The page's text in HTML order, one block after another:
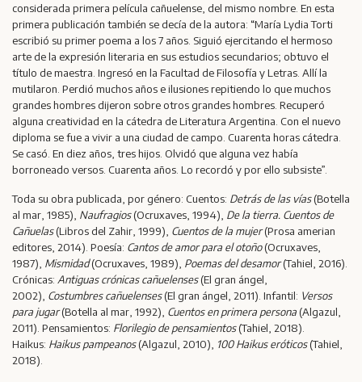
considerada primera película cañuelense, del mismo nombre. En esta
primera publicación también se decía de la autora: “María Lydia Torti
escribió su primer poema a los 7 años. Siguió ejercitando el hermoso
arte de la expresión literaria en sus estudios secundarios; obtuvo el
título de maestra. Ingresó en la Facultad de Filosofía y Letras. Allí la
mutilaron. Perdió muchos años e ilusiones repitiendo lo que muchos
grandes hombres dijeron sobre otros grandes hombres. Recuperó
alguna creatividad en la cátedra de Literatura Argentina. Con el nuevo
diploma se fue a vivir a una ciudad de campo. Cuarenta horas cátedra.
Se casó. En diez años, tres hijos. Olvidó que alguna vez había
borroneado versos. Cuarenta años. Lo recordó y por ello subsiste”.
Toda su obra publicada, por género: Cuentos: Detrás de las vías(Botella
al mar, 1985), Naufragios(Ocruxaves, 1994), De la tierra. Cuentos de
Cañuelas(Libros del Zahir, 1999), Cuentos de la mujer(Prosa amerian
editores, 2014). Poesía: Cantos de amor para el otoño(Ocruxaves,
1987), Mismidad(Ocruxaves, 1989), Poemas del desamor(Tahiel, 2016).
Crónicas: Antiguas crónicas cañuelenses(El gran ángel,
2002), Costumbres cañuelenses(El gran ángel, 2011). Infantil: Versos
para jugar(Botella al mar, 1992), Cuentos en primera persona (Algazul,
2011). Pensamientos: Florilegio de pensamientos(Tahiel, 2018).
Haikus: Haikus pampeanos(Algazul, 2010), 100 Haikus eróticos(Tahiel,
2018).